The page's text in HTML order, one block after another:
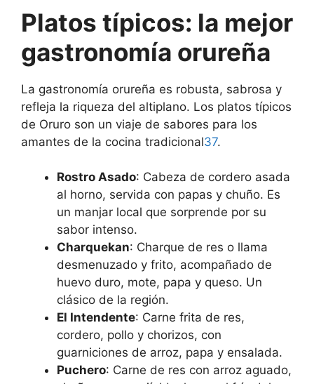
Platos típicos: la mejor
gastronomía orureña
La gastronomía orureña es robusta, sabrosa y
refleja la riqueza del altiplano. Los platos típicos
de Oruro son un viaje de sabores para los
amantes de la cocina tradicional37.
Rostro Asado: Cabeza de cordero asada
al horno, servida con papas y chuño. Es
un manjar local que sorprende por su
sabor intenso.
Charquekan: Charque de res o llama
desmenuzado y frito, acompañado de
huevo duro, mote, papa y queso. Un
clásico de la región.
El Intendente: Carne frita de res,
cordero, pollo y chorizos, con
guarniciones de arroz, papa y ensalada.
Puchero: Carne de res con arroz aguado,